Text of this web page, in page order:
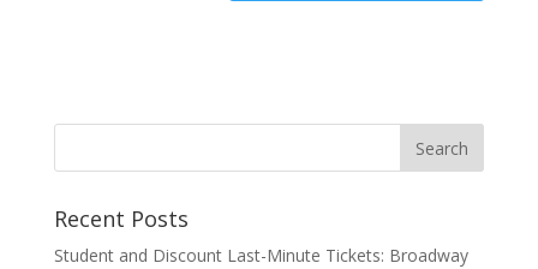
Recent Posts
Student and Discount Last-Minute Tickets: Broadway